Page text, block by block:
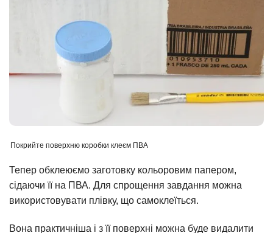
Покрийте поверхню коробки клеєм ПВА
Тепер обклеюємо заготовку кольоровим папером,
сідаючи її на ПВА. Для спрощення завдання можна
використовувати плівку, що самоклеїться.
Вона практичніша і з її поверхні можна буде видалити